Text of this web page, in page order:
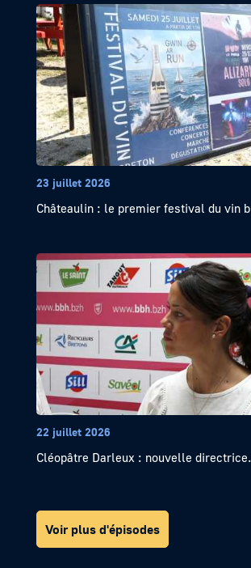
23 juillet 2026
Châteaulin : le premier festival du vin
22 juillet 2026
Cléopâtre Darleux : nouvelle
Voir plus d'épisodes